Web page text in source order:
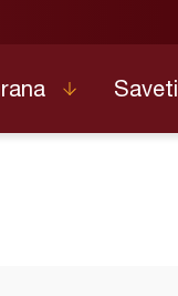
Saveti